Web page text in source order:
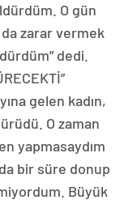
O gün
zarar vermek
dedi.
gelen kadın,
O zaman
yapmasaydım
bir süre donup
Büyük